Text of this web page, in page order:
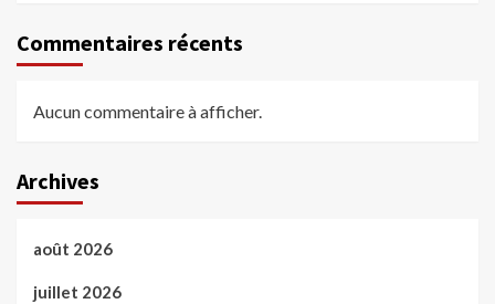
Commentaires récents
Aucun commentaire à afficher.
Archives
août 2026
juillet 2026